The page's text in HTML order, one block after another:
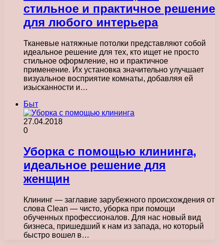
стильное и практичное решение
для любого интерьера
Тканевые натяжные потолки представляют собой
идеальное решение для тех, кто ищет не просто
стильное оформление, но и практичное
применение. Их установка значительно улучшает
визуальное восприятие комнаты, добавляя ей
изысканности и…
Быт
27.04.2018
0
Уборка с помощью клининга,
идеальное решение для
женщин
Клининг — заглавие зарубежного происхождения от
слова Clean — чисто, уборка при помощи
обученных профессионалов. Для нас новый вид
бизнеса, пришедший к нам из запада, но который
быстро вошел в…